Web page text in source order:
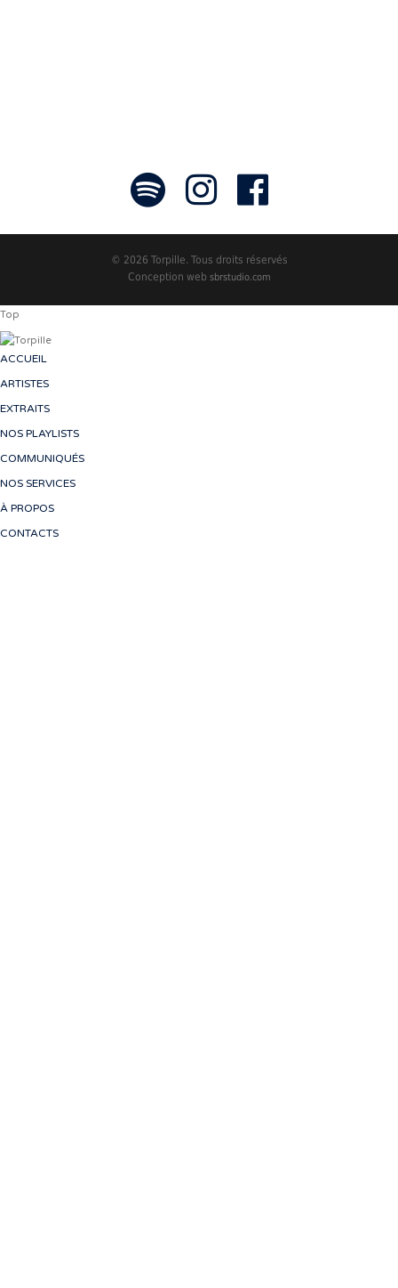
© 2026 Torpille. Tous droits réservés
Conception web sbrstudio.com
Top
ACCUEIL
ARTISTES
EXTRAITS
NOS PLAYLISTS
COMMUNIQUÉS
NOS SERVICES
À PROPOS
CONTACTS